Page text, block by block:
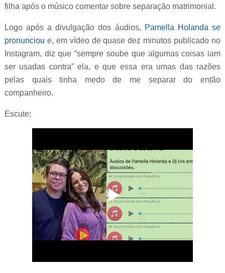
filha após o músico comentar sobre separação matrimonial.
Logo após a divulgação dos áudios, Pamella Holanda se
pronunciou e, em vídeo de quase dez minutos publicado no
Instagram, diz que “sempre soube que algumas coisas iam
ser usadas contra” ela, e que essa era umas das razões
pelas quais tinha medo de me separar do então
companheiro.
Escute;